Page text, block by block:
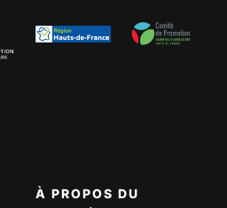
À PROPOS DU